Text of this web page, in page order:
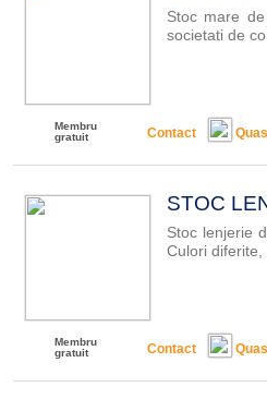
Stoc mare
societati de
Membru
gratuit
Contact
STOC
Stoc lenjerie
Culori
Membru
gratuit
Contact